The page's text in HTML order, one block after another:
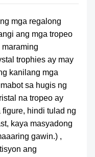
mga regalong
ang mga tropeo
trophies ay may
kanilang mga
sa hugis ng
na tropeo ay
hindi tulad ng
kaya masyadong
gawin.) ,
ang